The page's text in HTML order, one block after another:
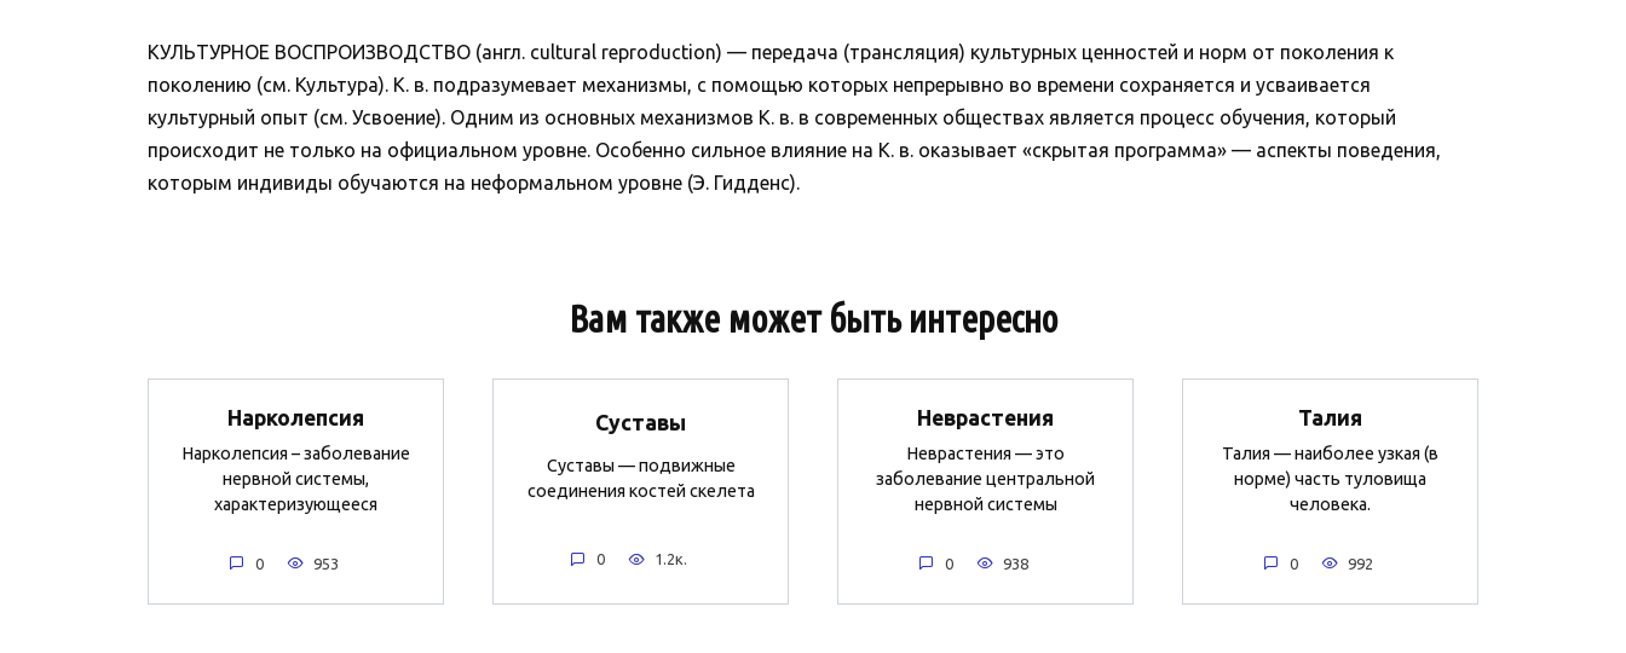
КУЛЬТУРНОЕ ВОСПРОИЗВОДСТВО (англ. cultural reproduction) — передача (трансляция) культурных ценностей и норм от поколения к
поколению (см. Культура). К. в. подразумевает механизмы, с помощью которых непрерывно во времени сохраняется и усваивается
культурный опыт (см. Усвоение). Одним из основных механизмов К. в. в современных обществах является процесс обучения, который
происходит не только на официальном уровне. Особенно сильное влияние на К. в. оказывает «скрытая программа» — аспекты поведения,
которым индивиды обучаются на неформальном уровне (Э. Гидденс).
Вам также может быть интересно
Нарколепсия
Нарколепсия – заболевание
нервной системы,
характеризующееся
0 953
Суставы
Суставы — подвижные
соединения костей скелета
0 1.2к.
Неврастения
Неврастения — это
заболевание центральной
нервной системы
0 938
Талия
Талия — наиболее узкая (в
норме) часть туловища
человека.
0 992